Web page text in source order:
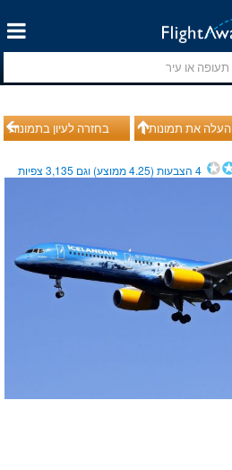
בחזרה לעיון בתמונות העלה את תמונותיך
4הצבעות (4.25ממוצע) וגם 3,135צפיות